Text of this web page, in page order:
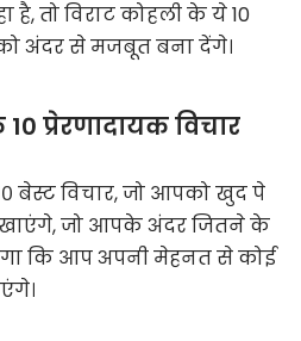
है, तो विराट कोहली के ये 10
अंदर से मजबूत बना देंगे।
प्रेरणादायक विचार
बेस्ट विचार, जो आपको खुद पे
जो आपके अंदर जितने के
कि आप अपनी मेहनत से कोई